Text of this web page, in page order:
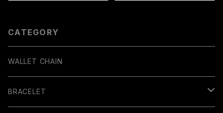
CATEGORY
WALLET CHAIN
BRACELET